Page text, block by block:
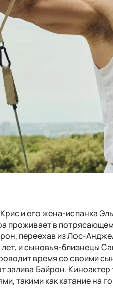
и его жена-испанка
проживает в
переехав из Лос-
лет, и сыновья-близнецы
время со своими
залива Байрон.
такими как катание на